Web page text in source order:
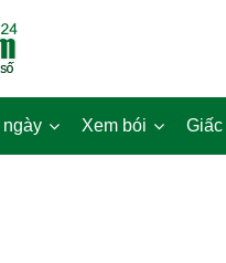
ngày Xem bói